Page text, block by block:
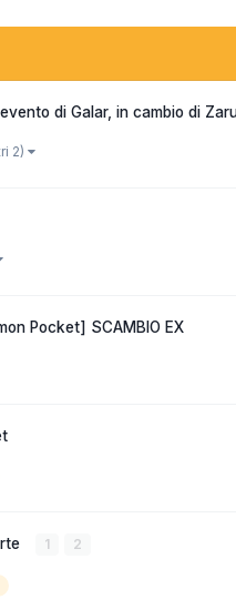
di Galar, in cambio di
2)
Pocket] SCAMBIO EX
1 2